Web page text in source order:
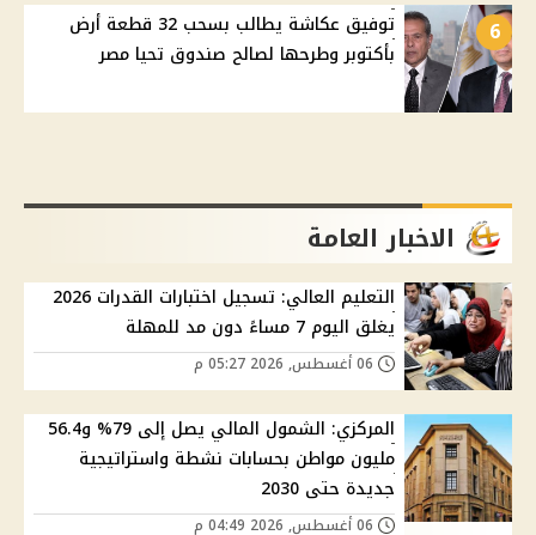
6
توفيق عكاشة يطالب بسحب 32 قطعة أرض
بأكتوبر وطرحها لصالح صندوق تحيا مصر
الاخبار العامة
التعليم العالي: تسجيل اختبارات القدرات 2026
يغلق اليوم 7 مساءً دون مد للمهلة
المركزي: الشمول المالي يصل إلى 79% و56.4
مليون مواطن بحسابات نشطة واستراتيجية
جديدة حتى 2030